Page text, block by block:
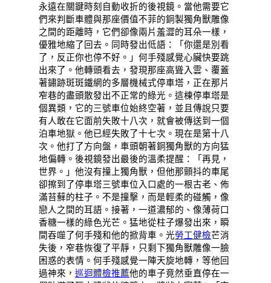
永遠在關鍵時刻自動收折的後視鏡。當他需要它
們來判斷車體與那座價值不菲的銅製獨角獸雕像
之間的距離時，它們卻像兩片羞澀的耳朵一樣，
優雅地縮了回去。同時發出低語：「你還是別看
了，反正你也停不好。」何手殘感覺心臟快要跳
出來了。他轉頭看去，發現那座高聳入雲、覆蓋
著鏽跡斑斑鐵網的多層機械式停車塔，正在那片
窄巷的盡頭散發出不正常的綠光。這棟停車塔是
個異類，它的三號車位始終空著，並且傳說只要
有人敢在它面前失敗十八次，就會被傳送到一個
泊車地獄。他已經失敗了十七次。現在是第十八
次。他打了方向盤，車頭朝著銅獨角獸的方向猛
地偏轉。後視鏡發出最後的溫柔提醒：「再見，
世界。」他沒有撞上獨角獸，但他那顫抖的車尾
卻擦到了停車塔三號車位入口處的一根古老、佈
滿苔蘚的柱子。不是撞擊，而是輕柔的碰觸，像
戀人之間的耳語。接著，一道濃郁的、像薄荷口
香糖一樣的綠色光芒。猛地從柱子爆發出來，瞬
間吞噬了何手殘和他的掀背車。光勞工健檢芒消
失後，窄巷恢復了平靜，只剩下獨角獸雕像一臉
困惑的表情。何手殘感覺一陣天旋地轉，等他回
過神來，巡迴體檢推薦他的車子竟然垂直停在一